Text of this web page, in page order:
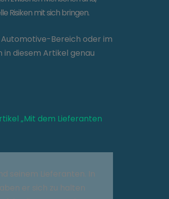
Risiken mit sich bringen.
Bereich oder im
diesem Artikel genau
„Mit dem Lieferanten
seinem Lieferanten. In
er sich zu halten